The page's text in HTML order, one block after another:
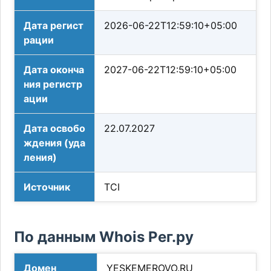
Дата регист
рации
2026-06-22T12:59:10+05:00
Дата оконча
ния регистр
ации
2027-06-22T12:59:10+05:00
Дата освобо
ждения (уда
ления)
22.07.2027
Источник TCI
По данным Whois Рег.ру
Домен YESKEMEROVO.RU